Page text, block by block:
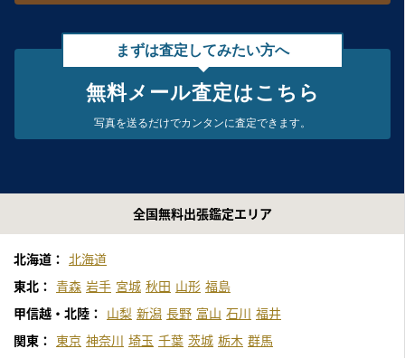
まずは査定してみたい方へ
無料メール査定はこちら
写真を送るだけでカンタンに査定できます。
全国無料出張鑑定エリア
北海道： 北海道
東北： 青森 岩手 宮城 秋田 山形 福島
甲信越・北陸：
山梨 新潟 長野 富山 石川 福井
関東：
東京 神奈川 埼玉 千葉 茨城 栃木 群馬